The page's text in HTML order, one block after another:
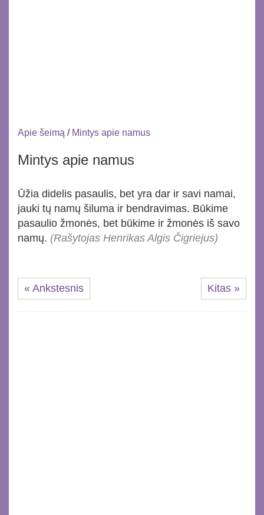
Apie šeimą / Mintys apie namus
Mintys apie namus
Ūžia didelis pasaulis, bet yra dar ir savi namai,
jauki tų namų šiluma ir bendravimas. Būkime
pasaulio žmonės, bet būkime ir žmonės iš savo
namų. (Rašytojas Henrikas Algis Čigriejus)
« Ankstesnis Kitas »